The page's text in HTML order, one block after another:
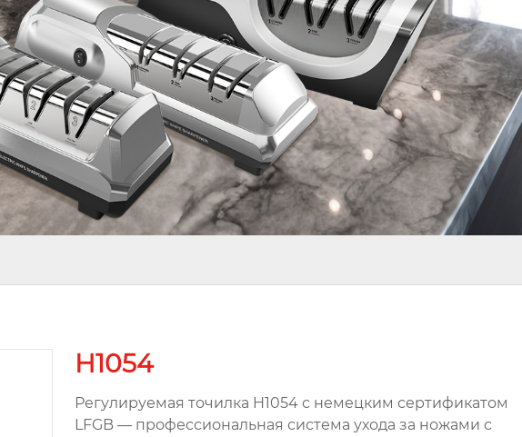
H1054
Регулируемая точилка H1054 с немецким сертификатом
LFGB — профессиональная система ухода за ножами с